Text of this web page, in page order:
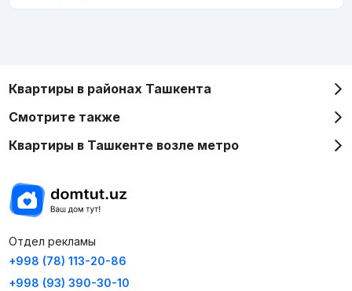
Квартиры в районах Ташкента
Смотрите также
Квартиры в Ташкенте возле метро
Отдел рекламы
+998 (78) 113-20-86
+998 (93) 390-30-10